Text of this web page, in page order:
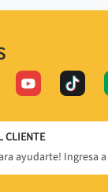
CLIENTE
ayudarte! Ingresa a